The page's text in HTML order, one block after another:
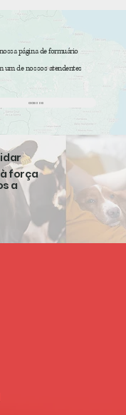
página de formuário
um de nossos atendentes
acesse
força
a